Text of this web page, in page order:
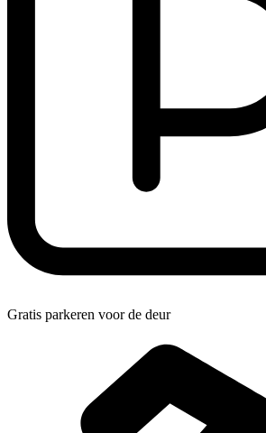
Gratis parkeren voor de deur